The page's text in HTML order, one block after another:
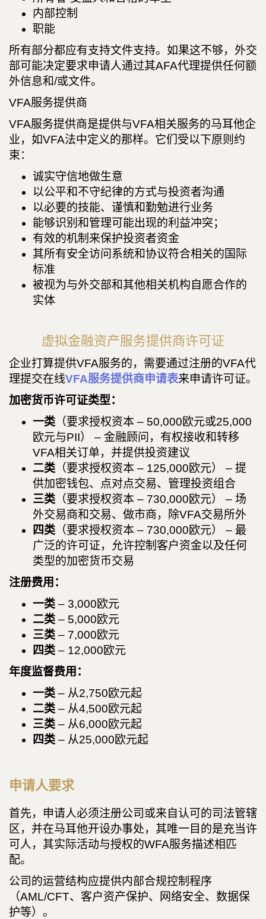
内部控制
职能
所有部分都应有支持文件支持。如果这不够，外交
部可能决定要求申请人通过其AFA代理提供任何额
外信息和/或文件。
VFA服务提供商
VFA服务提供商是提供与VFA相关服务的马耳他企
业，如VFA法中定义的那样。它们受以下原则约
束：
诚实守信地做生意
以公平和不守纪律的方式与投资者沟通
以必要的技能、谨慎和勤勉进行业务
能够识别和管理可能出现的利益冲突；
有效的机制来保护投资者资金
其所有安全访问系统和协议符合相关的国际
标准
被视为与外交部和其他相关机构自愿合作的
实体
虚拟金融资产服务提供商许可证
企业打算提供VFA服务的，需要通过注册的VFA代
理提交在线VFA服务提供商申请表来申请许可证。
加密货币许可证类型：
一类 （要求授权资本 – 50,000欧元或25,000
欧元与PII） – 金融顾问，有权接收和转移
VFA相关订单，并提供投资建议
二类 （要求授权资本 – 125,000欧元） – 提
供加密钱包、点对点交易、管理投资组合
三类 （要求授权资本 – 730,000欧元） – 场
外交易商和交易、做市商，除VFA交易所外
四类 （要求授权资本 – 730,000欧元） – 最
广泛的许可证，允许控制客户资金以及任何
类型的加密货币交易
注册费用：
一类 – 3,000欧元
二类 – 5,000欧元
三类 – 7,000欧元
四类 – 12,000欧元
年度监督费用：
一类 – 从2,750欧元起
二类 – 从4,500欧元起
三类 – 从6,000欧元起
四类 – 从25,000欧元起
申请人要求
首先，申请人必须注册公司或来自认可的司法管辖
区，并在马耳他开设办事处，其唯一目的是充当许
可人，其实际活动与授权的WFA服务描述相匹
配。
公司的运营结构应提供内部合规控制程序
（AML/CFT、客户资产保护、网络安全、数据保
护等）。